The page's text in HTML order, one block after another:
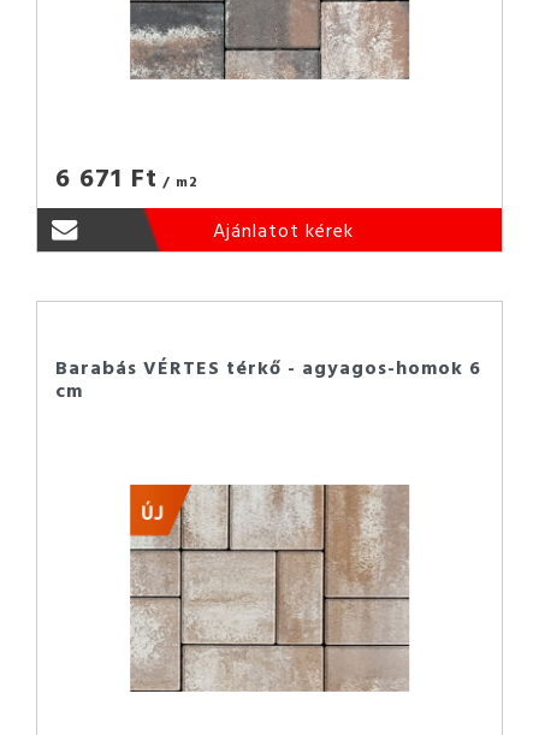
6 671 Ft / m2
Ajánlatot kérek
Barabás VÉRTES térkő - agyagos-homok 6
cm